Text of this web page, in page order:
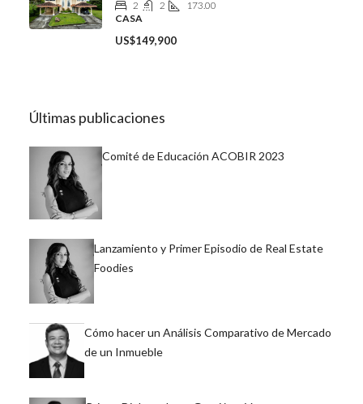
2 2
173.00
CASA
US$149,900
Últimas publicaciones
Comité de Educación ACOBIR 2023
Lanzamiento y Primer Episodio de Real Estate
Foodies
Cómo hacer un Análisis Comparativo de Mercado
de un Inmueble